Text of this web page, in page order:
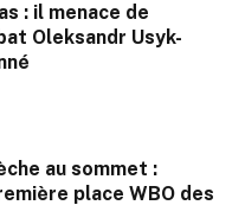
: il menace de
Oleksandr Usyk-
au sommet :
place WBO des